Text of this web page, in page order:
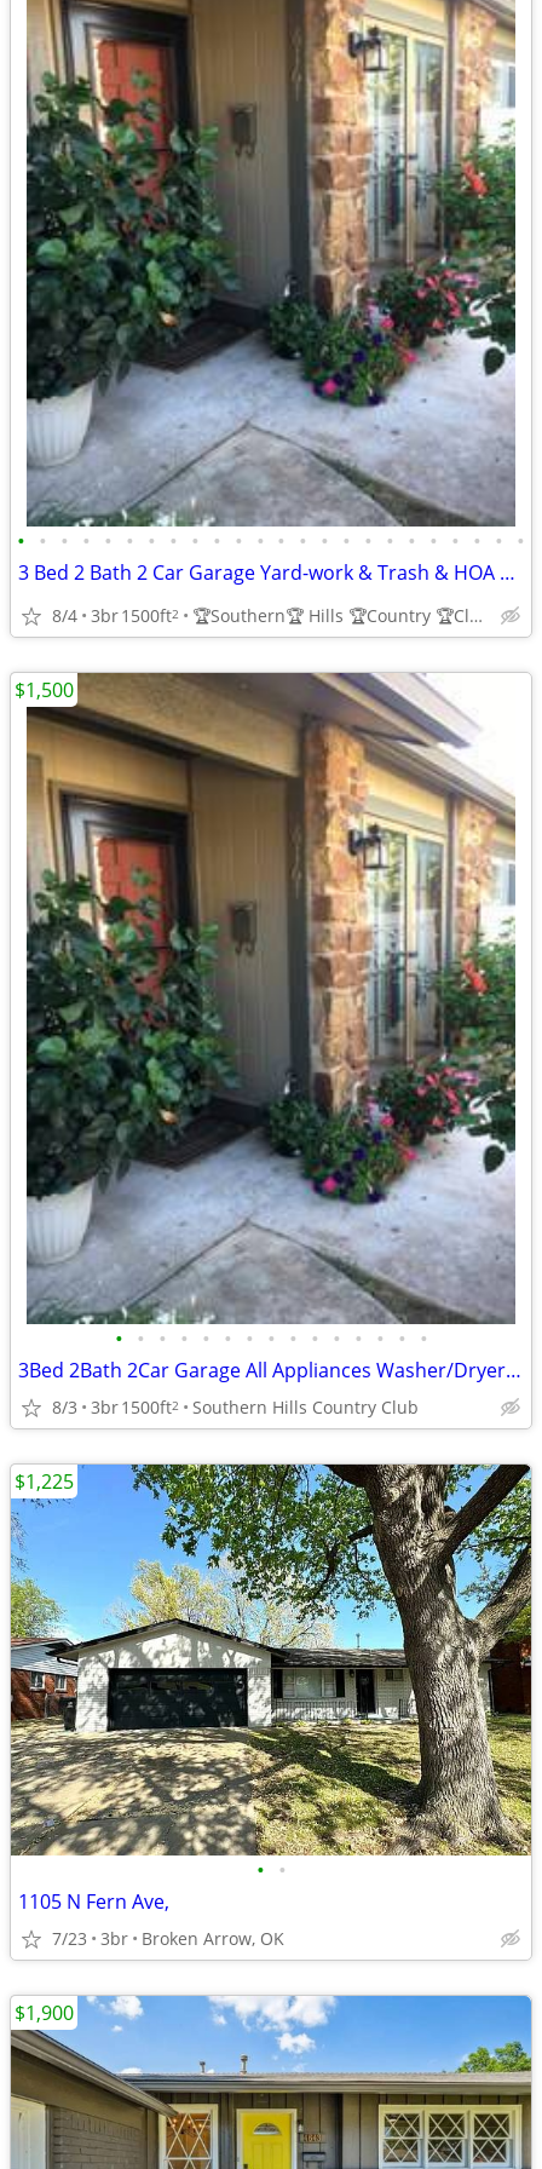
• • • • • • • • • • • • • • • • • • • • • • • •
3 Bed 2 Bath 2 Car Garage Yard-work & Trash & HOA ALL PAID $1500🏆=♥️
8/4 3br1500ft2 🏆Southern🏆 Hills 🏆Country 🏆Club
• • • • • • • • • • • • • • •
3Bed 2Bath 2Car Garage All Appliances Washer/Dryer CLEAN FOR DEPOSIT ♥
8/3 3br1500ft2 Southern Hills Country Club
$1,500
• •
1105 N Fern Ave,
7/23 3br Broken Arrow, OK
$1,225
$1,900